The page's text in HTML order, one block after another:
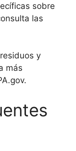
sobre
las
y
más